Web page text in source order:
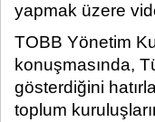
yapmak üzere
TOBB Yönetim
konuşmasında,
gösterdiğini
toplum